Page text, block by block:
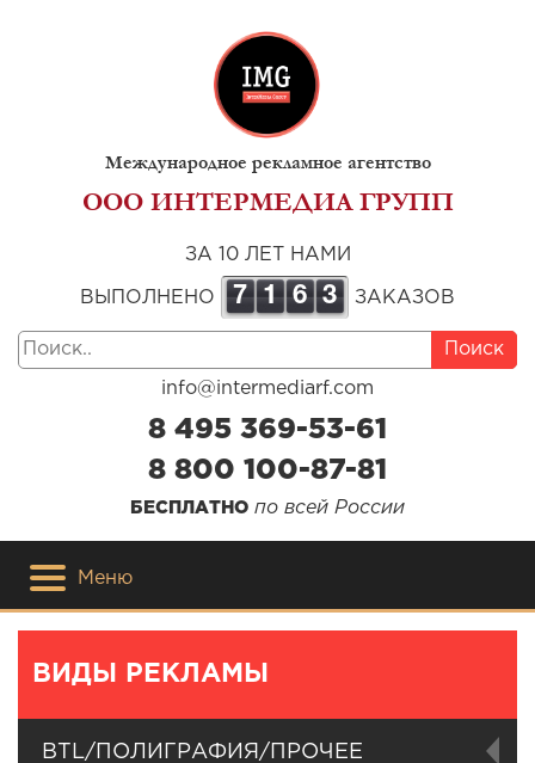
Международное рекламное агентство
ООО ИНТЕРМЕДИА ГРУПП
ЗА 10 ЛЕТ НАМИ
ВЫПОЛНЕНО 7 1 6 3 ЗАКАЗОВ
Поиск
info@intermediarf.com
8 495 369-53-61
8 800 100-87-81
БЕСПЛАТНО по всей России
Меню
ВИДЫ РЕКЛАМЫ
BTL/ПОЛИГРАФИЯ/ПРОЧЕЕ